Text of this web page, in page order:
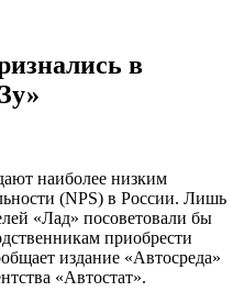
в
наиболее низким
(NPS) в России. Лишь
«Лад» посоветовали бы
приобрести
издание «Автосреда»
«Автостат».